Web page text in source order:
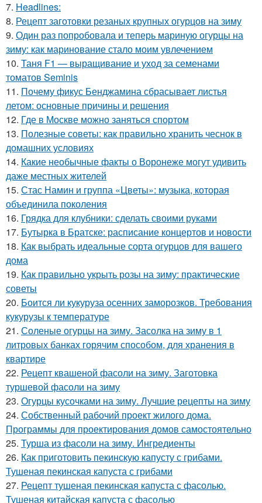
7. Headlines:
8. Рецепт заготовки резаных крупных огурцов на зиму
9. Один раз попробовала и теперь мариную огурцы на
зиму: как маринование стало моим увлечением
10. Таня F1 — выращивание и уход за семенами
томатов Seminis
11. Почему фикус Бенджамина сбрасывает листья
летом: основные причины и решения
12. Где в Москве можно заняться спортом
13. Полезные советы: как правильно хранить чеснок в
домашних условиях
14. Какие необычные факты о Воронеже могут удивить
даже местных жителей
15. Стас Намин и группа «Цветы»: музыка, которая
объединила поколения
16. Грядка для клубники: сделать своими руками
17. Бутырка в Братске: расписание концертов и новости
18. Как выбрать идеальные сорта огурцов для вашего
дома
19. Как правильно укрыть розы на зиму: практические
советы
20. Боится ли кукуруза осенних заморозков. Требования
кукурузы к температуре
21. Соленые огурцы на зиму. Засолка на зиму в 1
литровых банках горячим способом, для хранения в
квартире
22. Рецепт квашеной фасоли на зиму. Заготовка
туршевой фасоли на зиму
23. Огурцы кусочками на зиму. Лучшие рецепты на зиму
24. Собственный рабочий проект жилого дома.
Программы для проектирования домов самостоятельно
25. Турша из фасоли на зиму. Ингредиенты
26. Как приготовить пекинскую капусту с грибами.
Тушеная пекинская капуста с грибами
27. Рецепт тушеная пекинская капуста с фасолью.
Тушеная китайская капуста с фасолью